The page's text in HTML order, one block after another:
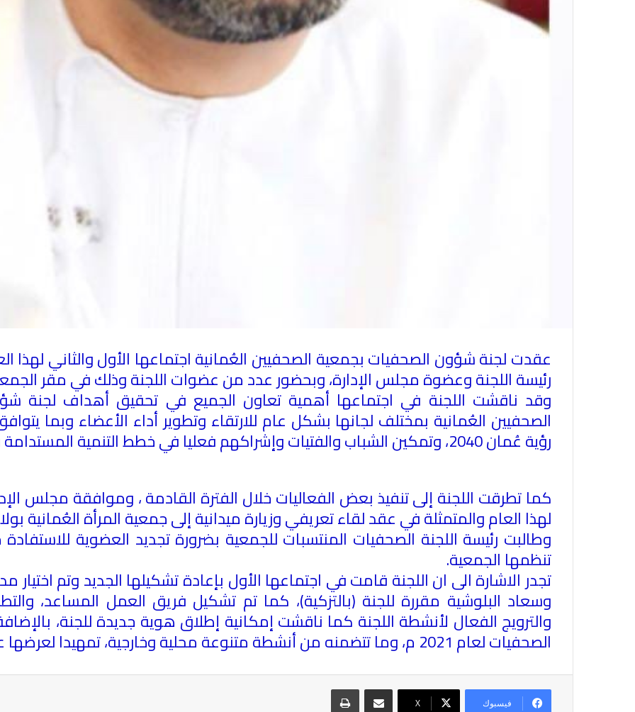
عقدت لجنة شؤون الصحفيات بجمعية الصحفيين العُمانية اجتماعها الأول والثاني لهذا
رئيسة اللجنة وعضوة مجلس الإدارة، وبحضور عدد من عضوات اللجنة وذلك في مقر
وقد ناقشت اللجنة في اجتماعها أهمية تعاون الجميع في تحقيق أهداف
الصحفيين العُمانية بمختلف لجانها بشكل عام للارتقاء وتطوير أداء الأعضاء وبما
رؤية عُمان 2040، وتمكين الشباب والفتيات وإشراكهم فعليا في خطط التنمية المستدامة في البلاد
كما تطرقت اللجنة إلى تنفيذ بعض الفعاليات خلال الفترة القادمة ، وموافقة مجلس
لهذا العام والمتمثلة في عقد لقاء تعريفي وزيارة ميدانية إلى جمعية المرأة
وطالبت رئيسة اللجنة الصحفيات المنتسبات للجمعية بضرورة تجديد العضوية للاستفادة
تنظمها الجمعية.
تجدر الاشارة الى ان اللجنة قامت في اجتماعها الأول بإعادة تشكيلها الجديد وتم اختيار
وسعاد البلوشية مقررة للجنة (بالتزكية)، كما تم تشكيل فريق العمل المساعد،
والترويج الفعال لأنشطة اللجنة كما ناقشت إمكانية إطلاق هوية جديدة للجنة،
الصحفيات لعام 2021 م، وما تتضمنه من أنشطة متنوعة محلية وخارجية، تمهيدا لعرضها على مجلس الإدارة للاعتماد
فيسبوك X
مشاركة عبر البريد طباعة